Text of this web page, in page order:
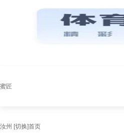
蜜匠
汝州 [切换]首页